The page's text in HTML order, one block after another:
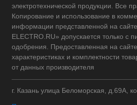
электротехнической продукции. Все
Копирование и использование в
информации представленной на
ELECTRO.RU» допускается только с
одобрения. Предоставленная на
характеристиках и комплектности
от данных производителя
г. Казань улица Беломорская, д.69А,